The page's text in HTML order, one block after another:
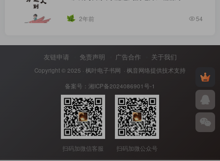
2年前 54
友链申请 免责声明 广告合作 关于我们
Copyright © 2025 · 枫叶电子书网 · 枫音网络提供技术支持
备案号： 湘ICP备2024086901号-1
扫码加微信客服 扫码加微公众号